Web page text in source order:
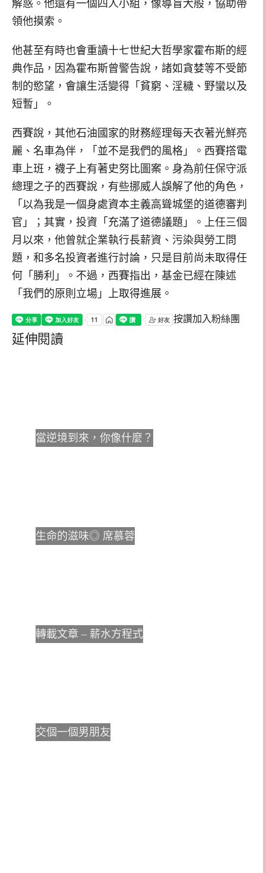
解惑。他還有一個四人小組，像導盲犬般，協助帶
領他摸索。
他甚至有時也會重讀十七世紀大哲學家霍布斯的經
典作品，因為霍布斯曾警告說，諸如貪婪等不受節
制的慾望，會讓生活變得「貧窮、淫穢、野蠻以及
短暫」。
西賽說，其他石油國家的財務經理每天衣著光鮮亮
麗、名車為伴，「並不是我們的風格」。西賽撘電
車上班，襪子上有著史努比圖案。身為前任保守派
總理之子的西賽說，有些挪威人誤解了他的角色，
「以為我是一個身處資本主義高聳城堡的道德審判
官」；其實，投資「充滿了道德議題」。上任三個
月以來，他曾就企業執行長薪資、污染與勞工問
題，和多名投資者進行討論，只是目前尚未取得任
何「勝利」。不過，西賽指出，基金已經在陳述
「我們的原則立場」上取得進展。
按讚加入粉絲團
延伸閱讀
當逆境到來，你像什麼？
生命的滋味◎ 席慕蓉
轉載文章 – 薪水方程式
交個一個男朋友